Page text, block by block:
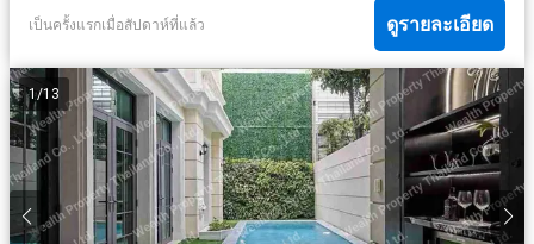
เป็นครั้งแรกเมื่อสัปดาห์ที่แล้ว ดูรายละเอียด
1/13